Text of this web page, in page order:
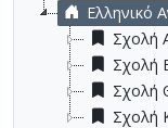
Ελληνικό
Σχολή
Σχολή
Σχολή
Σχολή